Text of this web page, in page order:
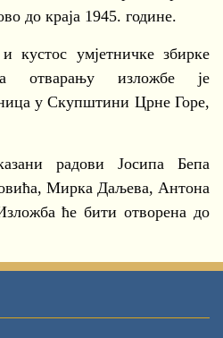
до краја 1945. године.
кустос умјетничке збирке
отварању изложбе је
у Скупштини Црне Горе,
радови Јосипа Бепа
Мирка Даљева, Антона
ће бити отворена до